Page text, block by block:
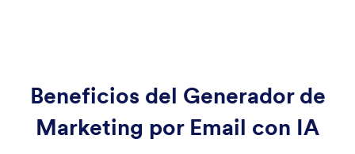
Beneficios del Generador de
Marketing por Email con IA